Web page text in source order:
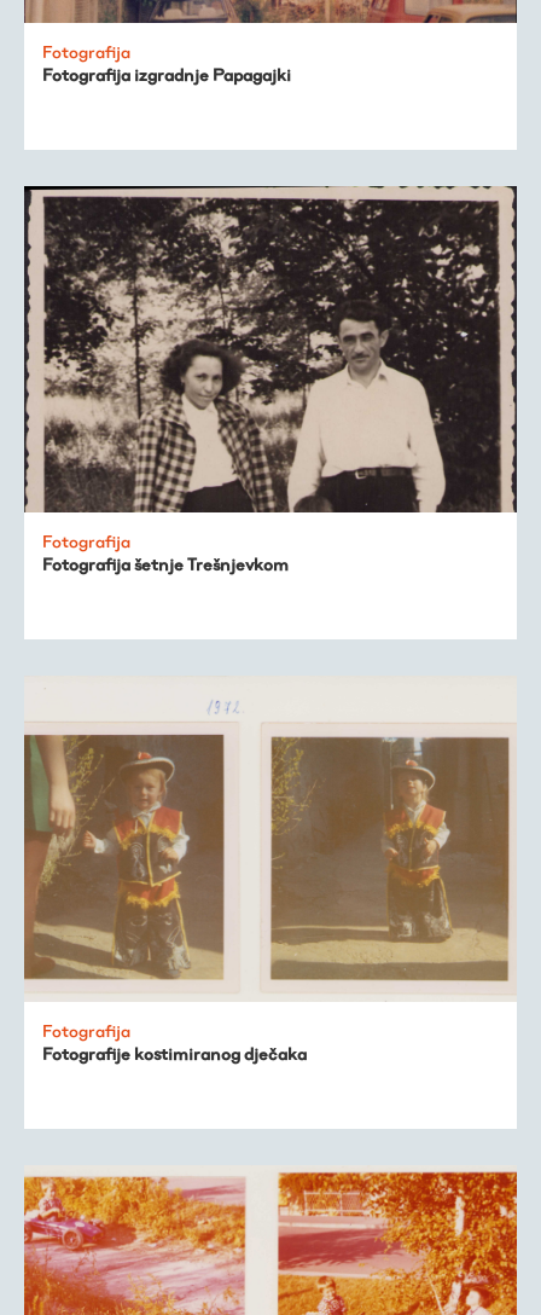
Fotografija
Fotografija izgradnje Papagajki
Fotografija
Fotografija šetnje Trešnjevkom
Fotografija
Fotografije kostimiranog dječaka